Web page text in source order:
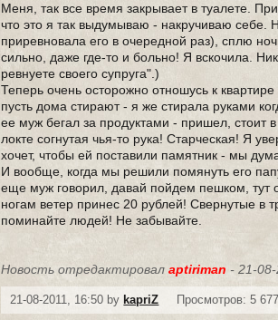
Меня, так все время закрывает в туалете.
что это я так выдумываю - накручиваю себе.
приревновала его в очередной раз), сплю
сильно, даже где-то и больно! Я вскочила.
ревнуете своего супруга".)
Теперь очень осторожно отношусь к
пусть дома стирают - я же стирала руками
ее муж бегал за продуктами - пришел, стоит
локте согнутая чья-то рука! Старческая! Я
хочет, чтобы ей поставили памятник - мы
И вообще, когда мы решили помянуть его
еще муж говорил, давай пойдем пешком, тут
ногам ветер принес 20 рублей! Свернутые в
поминайте людей! Не забывайте.
Новость отредактировалaptiriman - 21-
21-08-2011, 16:50 by kapriZ Просмотров: 5 677